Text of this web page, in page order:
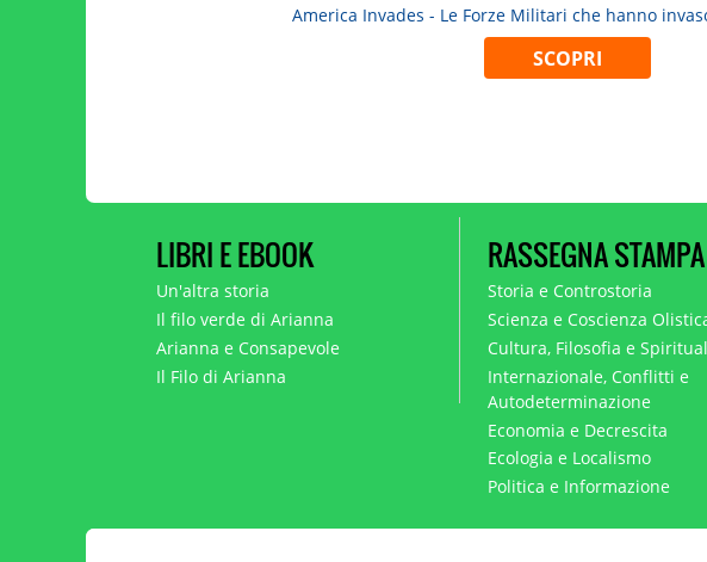
America Invades - Le Forze Militari che hanno
SCOPRI
LIBRI E EBOOK
Un'altra storia
Il filo verde di Arianna
Arianna e Consapevole
Il Filo di Arianna
RASSEGNA STAMPA
Storia e Controstoria
Scienza e Coscienza
Cultura, Filosofia e
Internazionale, Conflitti e
Autodeterminazione
Economia e Decrescita
Ecologia e Localismo
Politica e Informazione